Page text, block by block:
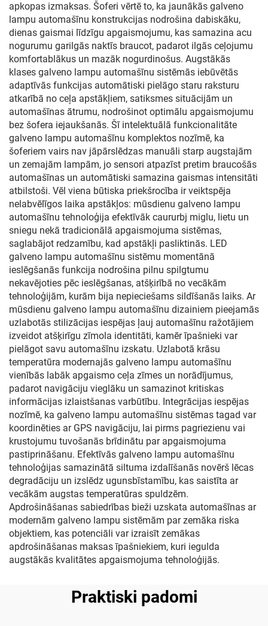
apkopas izmaksas. Šoferi vērtē to, ka jaunākās galveno
lampu automašīnu konstrukcijas nodrošina dabiskāku,
dienas gaismai līdzīgu apgaismojumu, kas samazina acu
nogurumu garilgās naktīs braucot, padarot ilgās ceļojumu
komfortablākus un mazāk nogurdinošus. Augstākās
klases galveno lampu automašīnu sistēmās iebūvētās
adaptīvās funkcijas automātiski pielāgo staru raksturu
atkarībā no ceļa apstākļiem, satiksmes situācijām un
automašīnas ātrumu, nodrošinot optimālu apgaismojumu
bez šofera iejaukšanās. Šī intelektuālā funkcionalitāte
galveno lampu automašīnu komplektos nozīmē, ka
šoferiem vairs nav jāpārslēdzas manuāli starp augstajām
un zemajām lampām, jo sensori atpazīst pretim braucošās
automašīnas un automātiski samazina gaismas intensitāti
atbilstoši. Vēl viena būtiska priekšrocība ir veiktspēja
nelabvēlīgos laika apstākļos: mūsdienu galveno lampu
automašīnu tehnoloģija efektīvāk caururbj miglu, lietu un
sniegu nekā tradicionālā apgaismojuma sistēmas,
saglabājot redzamību, kad apstākļi pasliktinās. LED
galveno lampu automašīnu sistēmu momentānā
ieslēgšanās funkcija nodrošina pilnu spilgtumu
nekavējoties pēc ieslēgšanas, atšķirībā no vecākām
tehnoloģijām, kurām bija nepieciešams sildīšanās laiks. Ar
mūsdienu galveno lampu automašīnu dizainiem pieejamās
uzlabotās stilizācijas iespējas ļauj automašīnu ražotājiem
izveidot atšķirīgu zīmola identitāti, kamēr īpašnieki var
pielāgot savu automašīnu izskatu. Uzlabotā krāsu
temperatūra modernajās galveno lampu automašīnu
vienībās labāk apgaismo ceļa zīmes un norādījumus,
padarot navigāciju vieglāku un samazinot kritiskas
informācijas izlaistšanas varbūtību. Integrācijas iespējas
nozīmē, ka galveno lampu automašīnu sistēmas tagad var
koordinēties ar GPS navigāciju, lai pirms pagriezienu vai
krustojumu tuvošanās brīdinātu par apgaismojuma
pastiprināšanu. Efektīvās galveno lampu automašīnu
tehnoloģijas samazinātā siltuma izdalīšanās novērš lēcas
degradāciju un izslēdz ugunsbīstamību, kas saistīta ar
vecākām augstas temperatūras spuldzēm.
Apdrošināšanas sabiedrības bieži uzskata automašīnas ar
modernām galveno lampu sistēmām par zemāka riska
objektiem, kas potenciāli var izraisīt zemākas
apdrošināšanas maksas īpašniekiem, kuri iegulda
augstākās kvalitātes apgaismojuma tehnoloģijās.
Praktiski padomi